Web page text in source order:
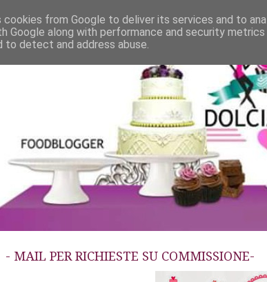
- MAIL PER RICHIESTE SU COMMISSIONE-
cookies from Google to deliver its services and to
Google along with performance and security
to detect and address abuse.